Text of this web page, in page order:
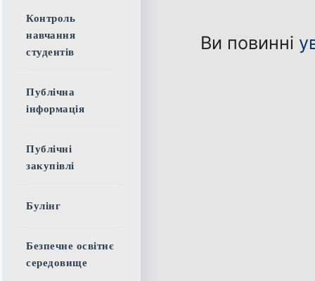
Ви повинні
Контроль
навчання
студентів
Публічна
інформація
Публічні
закупівлі
Булінг
Безпечне освітнє
середовище